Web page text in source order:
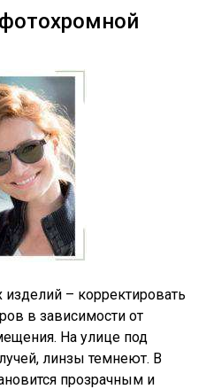
– корректировать
в зависимости от
На улице под
линзы темнеют. В
прозрачным и